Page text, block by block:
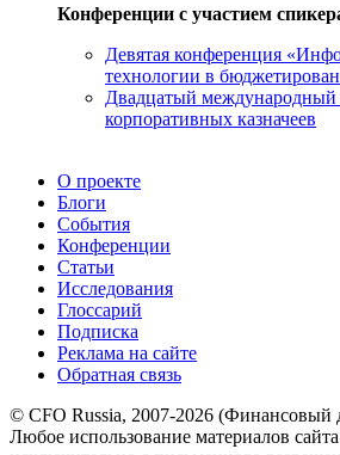
Конференции с участием
Девятая конференция
технологии в
Двадцатый
корпоративных казначеев
О проекте
Блоги
События
Конференции
Статьи
Исследования
Глоссарий
Подписка
Реклама на сайте
Обратная связь
© CFO Russia, 2007-2026 (Финансовый
Любое использование материалов